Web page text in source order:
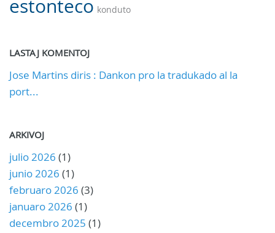
estonteco konduto
LASTAJ KOMENTOJ
Jose Martins diris : Dankon pro la tradukado al la
port...
ARKIVOJ
julio 2026 (1)
junio 2026 (1)
februaro 2026 (3)
januaro 2026 (1)
decembro 2025 (1)